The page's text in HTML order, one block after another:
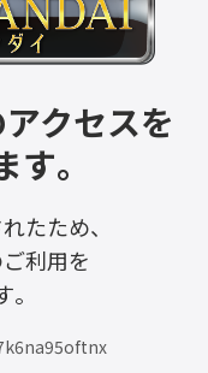
クセスを
。
たため、
利用を